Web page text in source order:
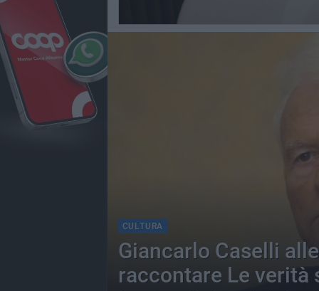
CULTURA
Giancarlo Caselli
raccontare Le verità